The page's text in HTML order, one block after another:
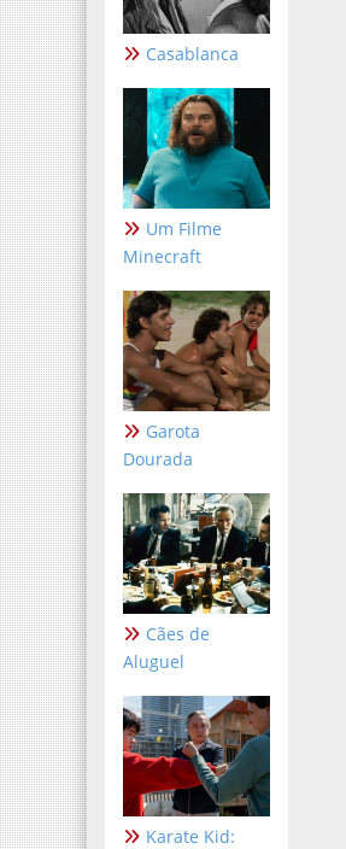
Casablanca
Um Filme
Minecraft
Garota
Dourada
Cães de
Aluguel
Karate Kid: